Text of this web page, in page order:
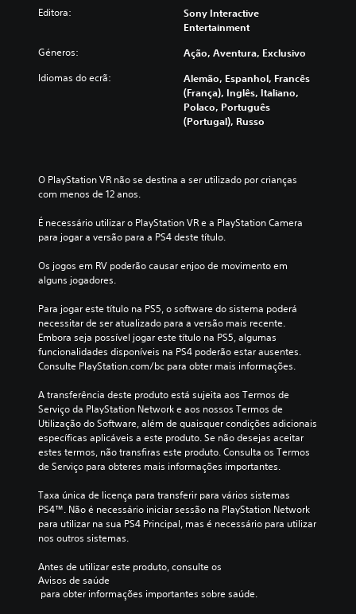
Editora:
Sony Interactive
Entertainment
Géneros: Ação, Aventura, Exclusivo
Idiomas do ecrã:
Alemão, Espanhol, Francês
(França), Inglês, Italiano,
Polaco, Português
(Portugal), Russo
O PlayStation VR não se destina a ser utilizado por crianças
com menos de 12 anos.
É necessário utilizar o PlayStation VR e a PlayStation Camera
para jogar a versão para a PS4 deste título.
Os jogos em RV poderão causar enjoo de movimento em
alguns jogadores.
Para jogar este título na PS5, o software do sistema poderá
necessitar de ser atualizado para a versão mais recente.
Embora seja possível jogar este título na PS5, algumas
funcionalidades disponíveis na PS4 poderão estar ausentes.
Consulte PlayStation.com/bc para obter mais informações.
A transferência deste produto está sujeita aos Termos de
Serviço da PlayStation Network e aos nossos Termos de
Utilização do Software, além de quaisquer condições adicionais
específicas aplicáveis a este produto. Se não desejas aceitar
estes termos, não transfiras este produto. Consulta os Termos
de Serviço para obteres mais informações importantes.
Taxa única de licença para transferir para vários sistemas
PS4™. Não é necessário iniciar sessão na PlayStation Network
para utilizar na sua PS4 Principal, mas é necessário para utilizar
nos outros sistemas.
Antes de utilizar este produto, consulte os
Avisos de saúde
para obter informações importantes sobre saúde.